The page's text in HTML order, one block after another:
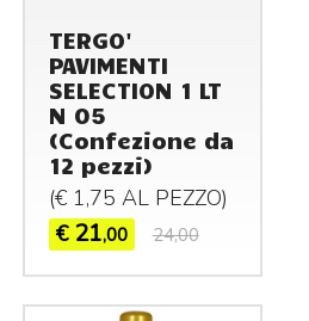
TERGO'
PAVIMENTI
SELECTION 1 LT
N 05
(Confezione da
12 pezzi)
(€ 1,75 AL PEZZO)
€ 21,00 24,00